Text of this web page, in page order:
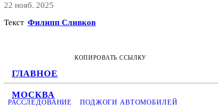
ГЛАВНОЕ
МОСКВА
22 нояб. 2025
Текст Филипп Сливков
КОПИРОВАТЬ ССЫЛКУ
РАССЛЕДОВАНИЕ ПОДЖОГИ АВТОМОБИЛЕЙ